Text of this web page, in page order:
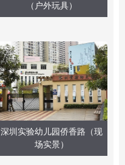
（户外玩具）
深圳实验幼儿园侨香路（现
场实景）